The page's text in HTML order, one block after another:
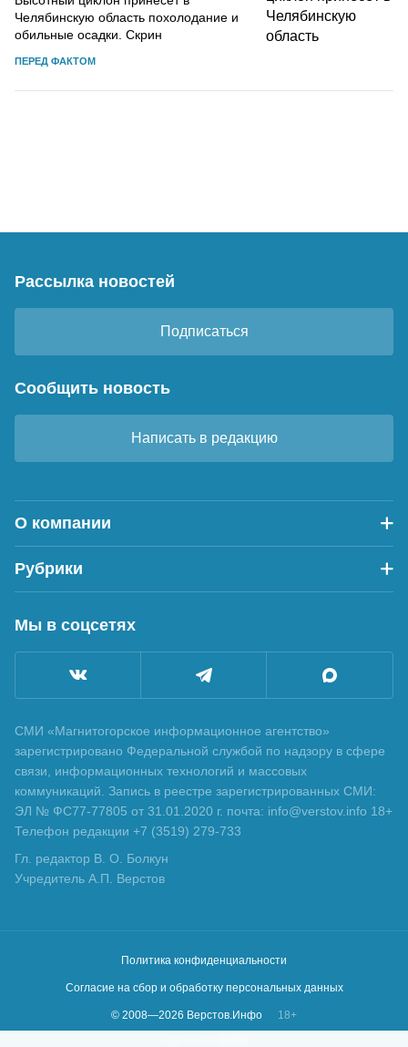
Челябинскую область похолодание и
обильные осадки. Скрин
ПЕРЕД ФАКТОМ
Рассылка новостей
Подписаться
Сообщить новость
Написать в редакцию
О компании
Рубрики
Мы в соцсетях
СМИ «Магнитогорское информационное агентство»
зарегистрировано Федеральной службой по надзору в сфере
связи, информационных технологий и массовых
коммуникаций. Запись в реестре зарегистрированных СМИ:
ЭЛ № ФС77-77805 от 31.01.2020 г. почта: info@verstov.info 18+
Телефон редакции +7 (3519) 279-733
Гл. редактор В. О. Болкун
Учредитель А.П. Верстов
Политика конфиденциальности
Согласие на сбор и обработку персональных данных
© 2008—2026 Верстов.Инфо
18+